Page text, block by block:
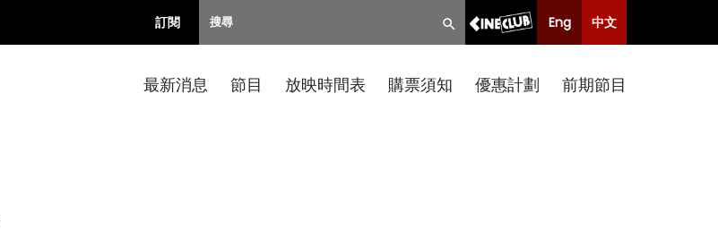
訂閱 Eng 中文
最新消息 節目 放映時間表 購票須知 優惠計劃 前期節目